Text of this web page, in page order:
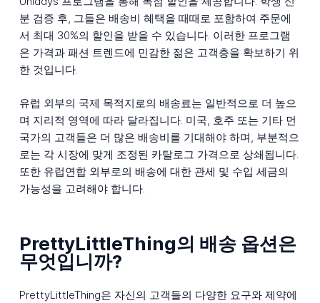
분 검증 후, 그들은 배송비 혜택을 때때로 포함하여 주문에
서 최대 30%의 할인을 받을 수 있습니다. 이러한 프로그램
은 가격과 패션 트렌드에 민감한 젊은 고객층을 확보하기 위
한 것입니다.
유럽 외부의 국제 목적지로의 배송료는 일반적으로 더 높으
며 지리적 영역에 따라 달라집니다. 미국, 호주 또는 기타 먼
국가의 고객들은 더 많은 배송비를 기대해야 하며, 부분적으
로는 각 시장에 맞게 조정된 카탈로그 가격으로 상쇄됩니다.
또한 유럽연합 외부로의 배송에 대한 관세 및 수입 세금의
가능성을 고려해야 합니다.
PrettyLittleThing의 배송 옵션은
무엇입니까?
PrettyLittleThing은 자신의 고객들의 다양한 요구와 제약에